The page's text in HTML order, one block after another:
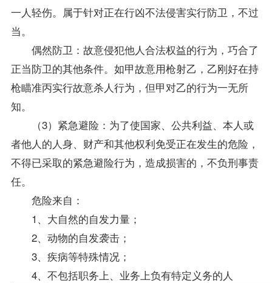
一人轻伤。属于针对正在行凶不法侵害实行防卫，不过
当。
偶然防卫：故意侵犯他人合法权益的行为，巧合了
正当防卫的其他条件。如甲故意用枪射乙，乙刚好在持
枪瞄准丙实行故意杀人行为，但甲对乙的行为一无所
知。
（3）紧急避险：为了使国家、公共利益、本人或
者他人的人身、财产和其他权利免受正在发生的危险，
不得已采取的紧急避险行为，造成损害的，不负刑事责
任。
危险来自：
1、大自然的自发力量；
2、动物的自发袭击；
3、疾病等特殊情况；
4、不包括职务上、业务上负有特定义务的人